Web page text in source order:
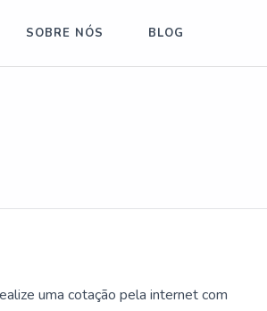
SOBRE NÓS BLOG
uma cotação pela internet com